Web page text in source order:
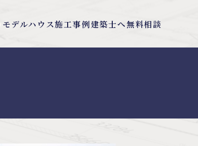
モデルハウス施工事例建築士へ無料相談